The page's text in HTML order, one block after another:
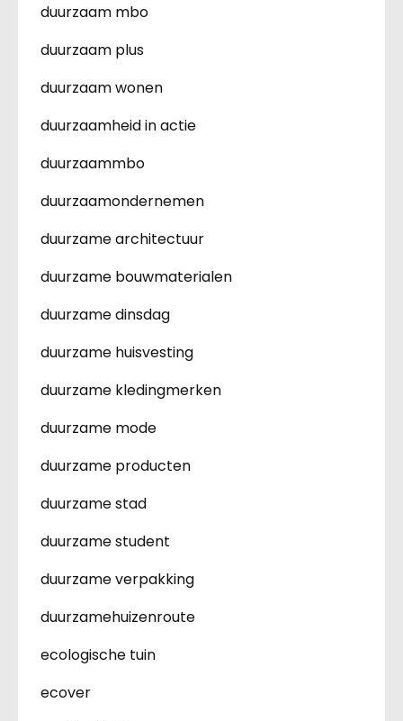
duurzaam mbo
duurzaam plus
duurzaam wonen
duurzaamheid in actie
duurzaammbo
duurzaamondernemen
duurzame architectuur
duurzame bouwmaterialen
duurzame dinsdag
duurzame huisvesting
duurzame kledingmerken
duurzame mode
duurzame producten
duurzame stad
duurzame student
duurzame verpakking
duurzamehuizenroute
ecologische tuin
ecover